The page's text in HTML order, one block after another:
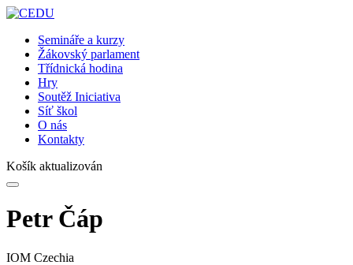
Semináře a kurzy
Žákovský parlament
Třídnická hodina
Hry
Soutěž Iniciativa
Síť škol
O nás
Kontakty
Košík aktualizován
Petr Čáp
IOM Czechia